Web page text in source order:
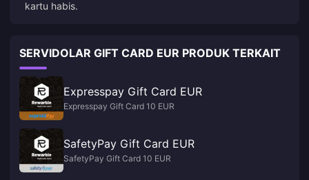
kartu habis.
SERVIDOLAR GIFT CARD EUR PRODUK TERKAIT
Expresspay Gift Card EUR
Expresspay Gift Card 10 EUR
SafetyPay Gift Card EUR
SafetyPay Gift Card 10 EUR